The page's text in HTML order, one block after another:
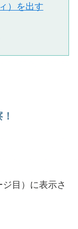
）を出す
目）に表示さ